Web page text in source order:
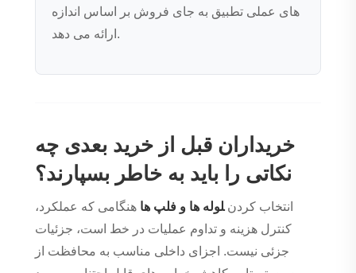
های عملی تطبیق به جای فروش بر اساس اندازه
ارائه می دهد.
خریداران قبل از خرید بعدی چه
نکاتی را باید به خاطر بسپارند؟
انتخاب کردن لوله ها و فلپ ها هنگامی که عملکرد،
کنترل هزینه و تداوم عملیات در خط است، جزئیات
جزئی نیست. اجزای داخلی مناسب به محافظت از